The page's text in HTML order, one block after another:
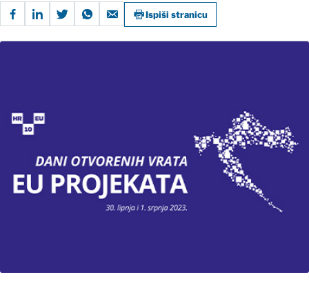
Ispiši stranicu